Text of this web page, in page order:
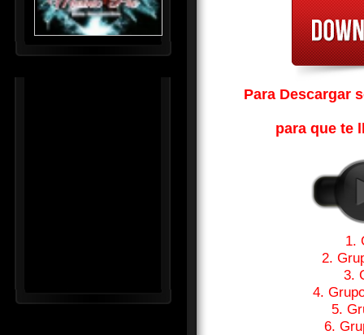
Para Descargar
para que te
1.
2.
3.
4.
5.
6.